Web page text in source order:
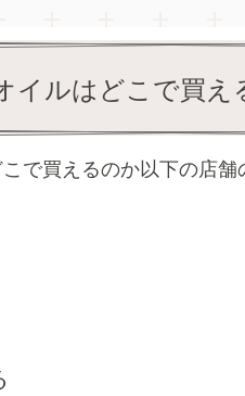
イルはどこで買え
で買えるのか以下の店舗